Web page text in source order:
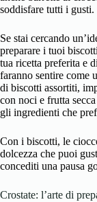
soddisfare tutti i gusti.
Se stai cercando
preparare i tuoi
tua ricetta preferita e
faranno sentire come
di biscotti assortiti,
con noci e frutta
gli ingredienti che
Con i biscotti, le
dolcezza che puoi
concediti una pausa
Crostate: l’arte di